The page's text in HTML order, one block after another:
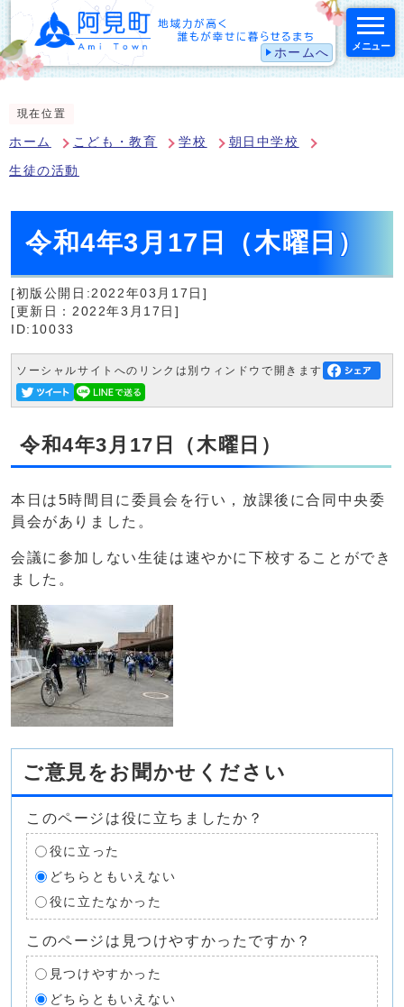
ホームへ メニュー
現在位置
ホーム こども・教育 学校 朝日中学校
生徒の活動
令和4年3月17日（木曜日）
[初版公開日:2022年03月17日]
[更新日：2022年3月17日]
ID:10033
ソーシャルサイトへのリンクは別ウィンドウで開きます
令和4年3月17日（木曜日）
本日は5時間目に委員会を行い，放課後に合同中央委
員会がありました。
会議に参加しない生徒は速やかに下校することができ
ました。
ご意見をお聞かせください
このページは役に立ちましたか？
役に立った
どちらともいえない
役に立たなかった
このページは見つけやすかったですか？
見つけやすかった
どちらともいえない